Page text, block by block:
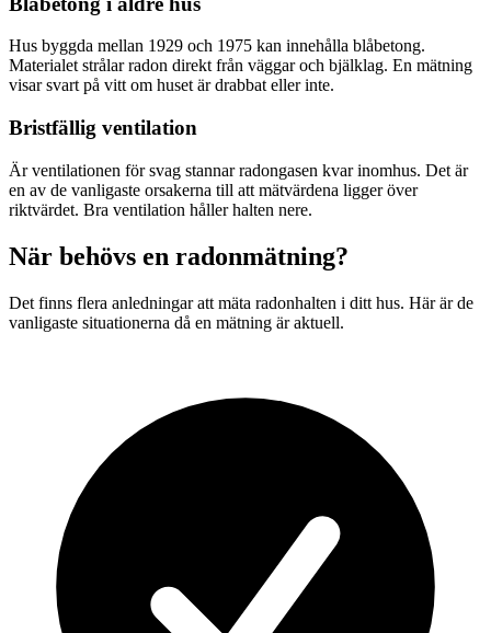
Hus byggda mellan 1929 och 1975 kan innehålla blåbetong.
Materialet strålar radon direkt från väggar och bjälklag. En mätning
visar svart på vitt om huset är drabbat eller inte.
Bristfällig ventilation
Är ventilationen för svag stannar radongasen kvar inomhus. Det är
en av de vanligaste orsakerna till att mätvärdena ligger över
riktvärdet. Bra ventilation håller halten nere.
När behövs en radonmätning?
Det finns flera anledningar att mäta radonhalten i ditt hus. Här är de
vanligaste situationerna då en mätning är aktuell.